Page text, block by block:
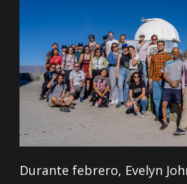
Durante febrero, Evelyn